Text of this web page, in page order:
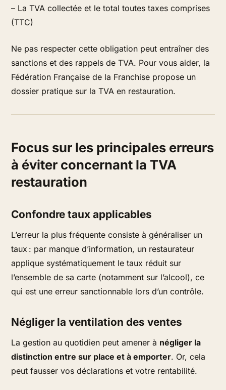
– La TVA collectée et le total toutes taxes comprises
(TTC)
Ne pas respecter cette obligation peut entraîner des
sanctions et des rappels de TVA. Pour vous aider, la
Fédération Française de la Franchise propose un
dossier pratique sur la TVA en restauration.
Focus sur les principales erreurs
à éviter concernant la TVA
restauration
Confondre taux applicables
L’erreur la plus fréquente consiste à généraliser un
taux : par manque d’information, un restaurateur
applique systématiquement le taux réduit sur
l’ensemble de sa carte (notamment sur l’alcool), ce
qui est une erreur sanctionnable lors d’un contrôle.
Négliger la ventilation des ventes
La gestion au quotidien peut amener à négliger la
distinction entre sur place et à emporter. Or, cela
peut fausser vos déclarations et votre rentabilité.